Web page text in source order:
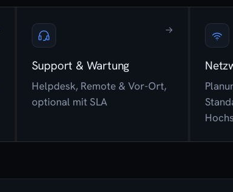
Support & Wartung
Helpdesk, Remote & Vor-Ort,
optional mit SLA
→